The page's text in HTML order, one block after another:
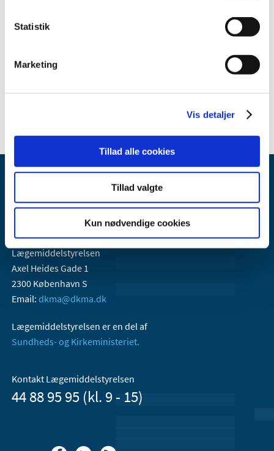
Statistik
Marketing
Vis detaljer
Tillad alle cookies
Tillad valgte
Kun nødvendige cookies
oktober (1)
januar (1)
Lægemiddelstyrelsen
Axel Heides Gade 1
2300 København S
Email: dkma@dkma.dk
Lægemiddelstyrelsen er en del af
Sundheds- og Kirkeministeriet.
Kontakt Lægemiddelstyrelsen
44 88 95 95 (kl. 9 - 15)